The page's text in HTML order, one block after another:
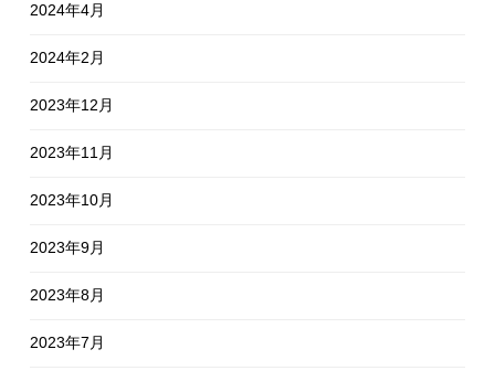
2024年4月
2024年2月
2023年12月
2023年11月
2023年10月
2023年9月
2023年8月
2023年7月